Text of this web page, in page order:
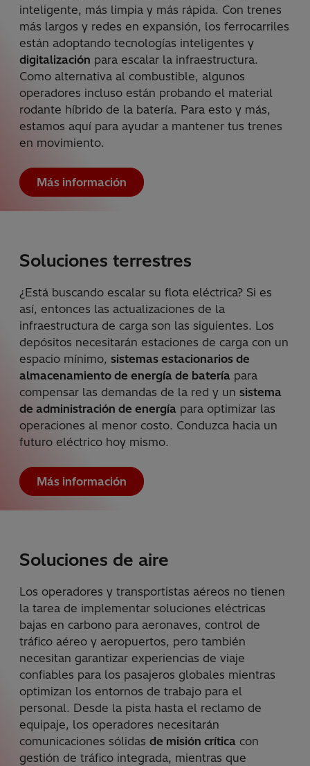
inteligente, más limpia y más rápida. Con trenes
más largos y redes en expansión, los ferrocarriles
están adoptando tecnologías inteligentes y
digitalización para escalar la infraestructura.
Como alternativa al combustible, algunos
operadores incluso están probando el material
rodante híbrido de la batería. Para esto y más,
estamos aquí para ayudar a mantener tus trenes
en movimiento.
Más información
Soluciones terrestres
¿Está buscando escalar su flota eléctrica? Si es
así, entonces las actualizaciones de la
infraestructura de carga son las siguientes. Los
depósitos necesitarán estaciones de carga con un
espacio mínimo, sistemas estacionarios de
almacenamiento de energía de batería para
compensar las demandas de la red y un sistema
de administración de energía para optimizar las
operaciones al menor costo. Conduzca hacia un
futuro eléctrico hoy mismo.
Más información
Soluciones de aire
Los operadores y transportistas aéreos no tienen
la tarea de implementar soluciones eléctricas
bajas en carbono para aeronaves, control de
tráfico aéreo y aeropuertos, pero también
necesitan garantizar experiencias de viaje
confiables para los pasajeros globales mientras
optimizan los entornos de trabajo para el
personal. Desde la pista hasta el reclamo de
equipaje, los operadores necesitarán
comunicaciones sólidas de misión crítica con
gestión de tráfico integrada, mientras que